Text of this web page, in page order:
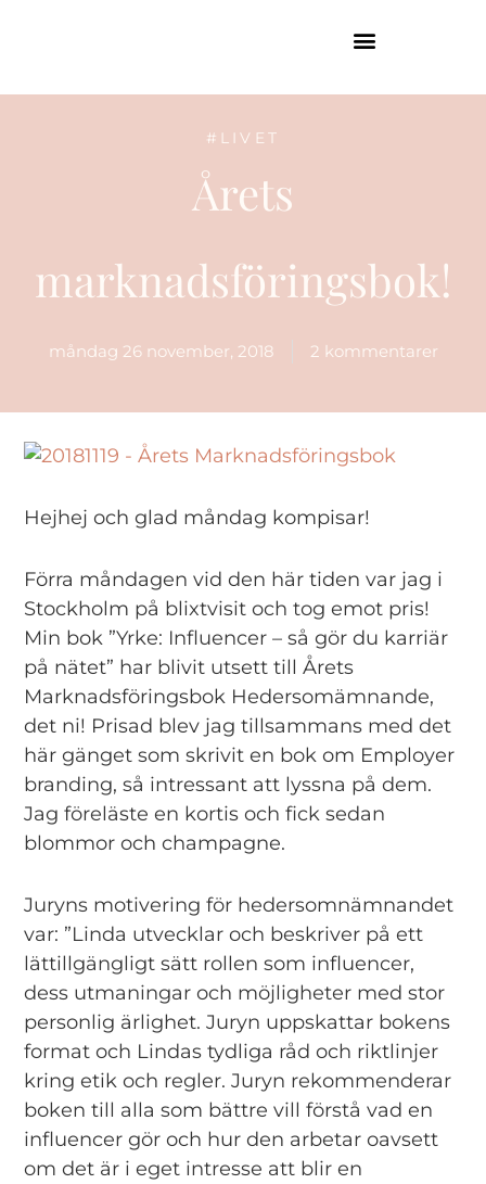
#LIVET
Årets
marknadsföringsbok!
måndag 26 november, 2018 2 kommentarer
Hejhej och glad måndag kompisar!
Förra måndagen vid den här tiden var jag i
Stockholm på blixtvisit och tog emot pris!
Min bok ”Yrke: Influencer – så gör du karriär
på nätet” har blivit utsett till Årets
Marknadsföringsbok Hedersomämnande,
det ni! Prisad blev jag tillsammans med det
här gänget som skrivit en bok om Employer
branding, så intressant att lyssna på dem.
Jag föreläste en kortis och fick sedan
blommor och champagne.
Juryns motivering för hedersomnämnandet
var: ”Linda utvecklar och beskriver på ett
lättillgängligt sätt rollen som influencer,
dess utmaningar och möjligheter med stor
personlig ärlighet. Juryn uppskattar bokens
format och Lindas tydliga råd och riktlinjer
kring etik och regler. Juryn rekommenderar
boken till alla som bättre vill förstå vad en
influencer gör och hur den arbetar oavsett
om det är i eget intresse att blir en